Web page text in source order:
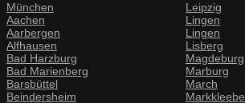
München
Aachen
Aarbergen
Alfhausen
Bad Harzburg
Bad Marienberg
Barsbüttel
Beindersheim
Leipzig
Lingen
Lingen
Lisberg
Magdeburg
Marburg
March